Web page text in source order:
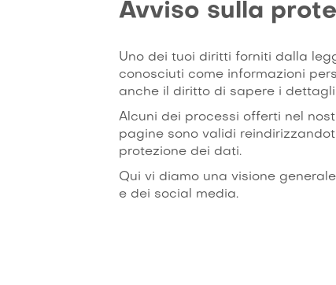
Avviso sulla
Uno dei tuoi diritti forniti dalla
conosciuti come informazioni
anche il diritto di sapere i
Alcuni dei processi offerti nel
pagine sono validi
protezione dei dati.
Qui vi diamo una visione
e dei social media.